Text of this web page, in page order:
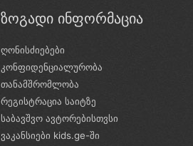
ზოგადი ინფორმაცია
ღონისძიებები
კონფიდენციალურობა
თანამშრომლობა
რეგისტრაცია საიტზე
საბავშვო ავტორებისთვსი
ვაკანსიები kids.ge-ში